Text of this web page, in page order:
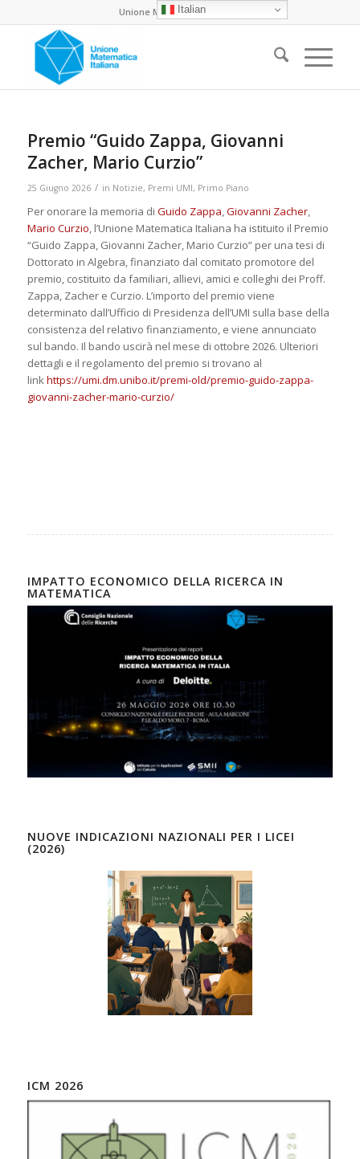
Unione Matematica Italiana
Premio “Guido Zappa, Giovanni
Zacher, Mario Curzio”
25 Giugno 2026 / in Notizie, Premi UMI, Primo Piano
Per onorare la memoria di Guido Zappa,Giovanni Zacher,
Mario Curzio, l’Unione Matematica Italiana ha istituito il Premio
“Guido Zappa, Giovanni Zacher, Mario Curzio” per una tesi di
Dottorato in Algebra, finanziato dal comitato promotore del
premio, costituito da familiari, allievi, amici e colleghi dei Proff.
Zappa, Zacher e Curzio. L’importo del premio viene
determinato dall’Ufficio di Presidenza dell’UMI sulla base della
consistenza del relativo finanziamento, e viene annunciato
sul bando. Il bando uscirà nel mese di ottobre 2026. Ulteriori
dettagli e il regolamento del premio si trovano al
linkhttps://umi.dm.unibo.it/premi-old/premio-guido-zappa-
giovanni-zacher-mario-curzio/
IMPATTO ECONOMICO DELLA RICERCA IN
MATEMATICA
NUOVE INDICAZIONI NAZIONALI PER I LICEI
(2026)
ICM 2026
Italian